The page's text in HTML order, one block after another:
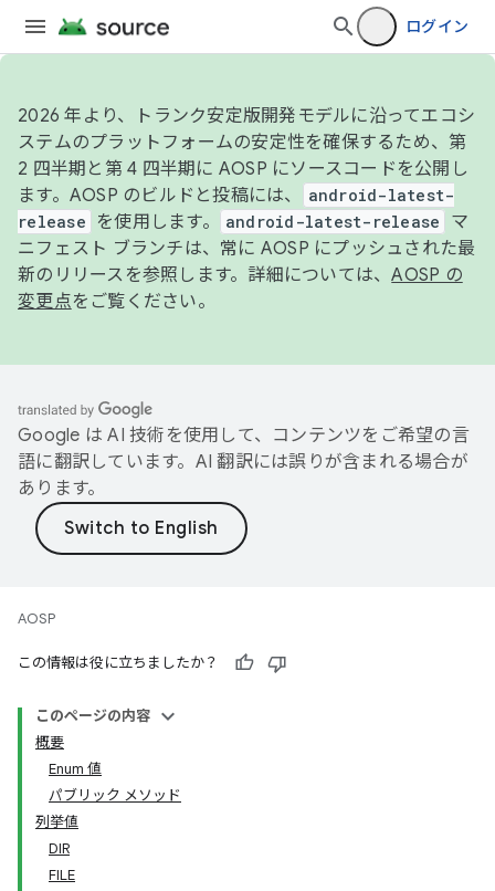
ログイン
2026 年より、トランク安定版開発モデルに沿ってエコシ
ステムのプラットフォームの安定性を確保するため、第
2 四半期と第 4 四半期に AOSP にソースコードを公開し
ます。AOSP のビルドと投稿には、
android-latest-
release
を使用します。 android-latest-release
マ
ニフェスト ブランチは、常に AOSP にプッシュされた最
新のリリースを参照します。詳細については、AOSP の
変更点をご覧ください。
Google は AI 技術を使用して、コンテンツをご希望の言
語に翻訳しています。AI 翻訳には誤りが含まれる場合が
あります。
AOSP
この情報は役に立ちましたか？
このページの内容
概要
Enum 値
パブリック メソッド
列挙値
DIR
FILE